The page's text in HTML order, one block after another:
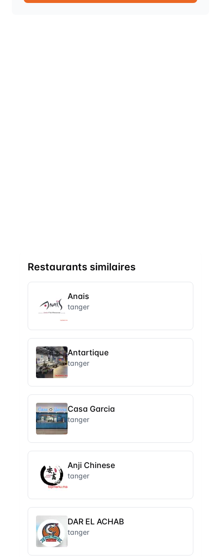
Restaurants similaires
Anais
tanger
Antartique
tanger
Casa Garcia
tanger
Anji Chinese
tanger
DAR EL ACHAB
tanger